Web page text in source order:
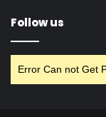
Follow us
Error Can not Get